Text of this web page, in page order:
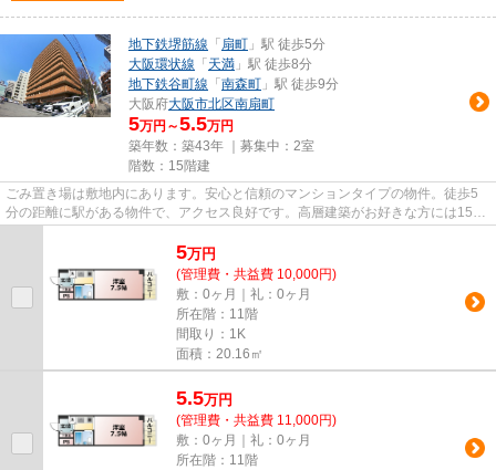
地下鉄堺筋線 「 扇町 」駅 徒歩5分
大阪環状線 「 天満 」駅 徒歩8分
地下鉄谷町線 「 南森町 」駅 徒歩9分
大阪府大阪市北区南扇町
5万円～5.5万円
築年数：築43年 ｜募集中： 2室
階数：15階建
ごみ置き場は敷地内にあります。安心と信頼のマンションタイプの物件。徒歩5
分の距離に駅がある物件で、アクセス良好です。高層建築がお好きな方には15階
5万円
(管理費・共益費 10,000円)
敷：0ヶ月｜礼：0ヶ月
所在階：11階
間取り：1K
面積：20.16㎡
5.5万円
(管理費・共益費 11,000円)
敷：0ヶ月｜礼：0ヶ月
所在階：11階